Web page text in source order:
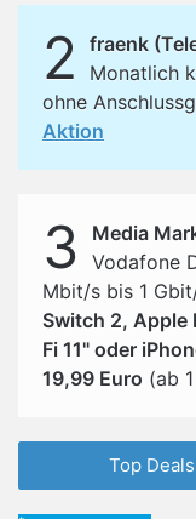
2
fraenk
Monatlich
ohne
Aktion
3
Media
Vodafone
Mbit/s bis 1
Switch 2, Apple
Fi 11" oder
19,99 Euro (ab
Top Deals